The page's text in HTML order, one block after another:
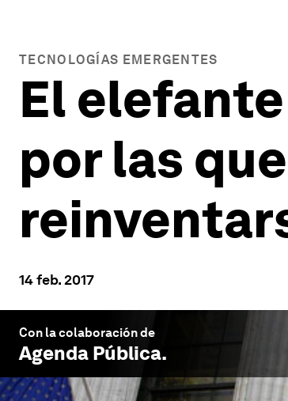
TECNOLOGÍAS EMERGENTES
El
por las
14 feb. 2017
Con la colaboración de
Agenda Pública.